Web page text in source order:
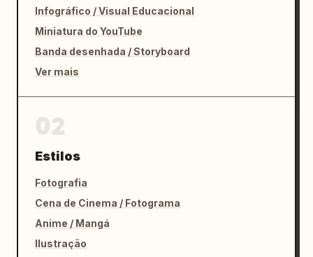
Infográfico / Visual Educacional
Miniatura do YouTube
Banda desenhada / Storyboard
Ver mais
Estilos
Fotografia
Cena de Cinema / Fotograma
Anime / Mangá
Ilustração